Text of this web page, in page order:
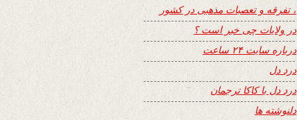
، تفرقه و تعصبات مذهبی در کشور
در ولایات چی خبر است ؟
درباره سایت ۲۴ ساعت
درد دل
درد دل با کاکا ترجمان
دلنوشته ها